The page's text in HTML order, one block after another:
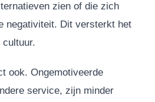
zien of die zich
negativiteit. Dit versterkt het
ook. Ongemotiveerde
service, zijn minder